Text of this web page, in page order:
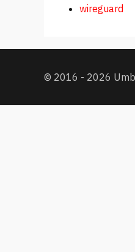
wireguard
© 2016 - 2026